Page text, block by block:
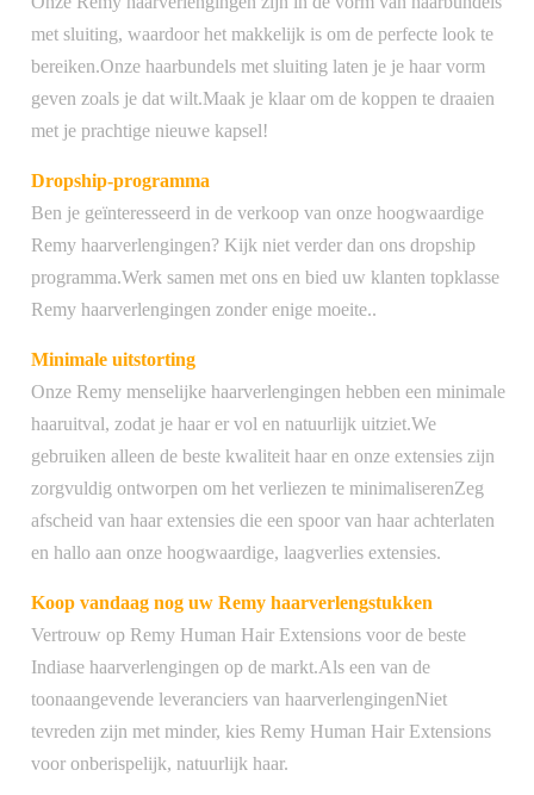
met sluiting, waardoor het makkelijk is om de perfecte look te
bereiken.Onze haarbundels met sluiting laten je je haar vorm
geven zoals je dat wilt.Maak je klaar om de koppen te draaien
met je prachtige nieuwe kapsel!
Dropship-programma
Ben je geïnteresseerd in de verkoop van onze hoogwaardige
Remy haarverlengingen? Kijk niet verder dan ons dropship
programma.Werk samen met ons en bied uw klanten topklasse
Remy haarverlengingen zonder enige moeite..
Minimale uitstorting
Onze Remy menselijke haarverlengingen hebben een minimale
haaruitval, zodat je haar er vol en natuurlijk uitziet.We
gebruiken alleen de beste kwaliteit haar en onze extensies zijn
zorgvuldig ontworpen om het verliezen te minimaliserenZeg
afscheid van haar extensies die een spoor van haar achterlaten
en hallo aan onze hoogwaardige, laagverlies extensies.
Koop vandaag nog uw Remy haarverlengstukken
Vertrouw op Remy Human Hair Extensions voor de beste
Indiase haarverlengingen op de markt.Als een van de
toonaangevende leveranciers van haarverlengingenNiet
tevreden zijn met minder, kies Remy Human Hair Extensions
voor onberispelijk, natuurlijk haar.